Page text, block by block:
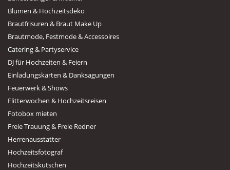
Blumen & Hochzeitsdeko
Brautfrisuren & Braut Make Up
Brautmode, Festmode & Accessoires
Catering & Partyservice
DJ für Hochzeiten & Feiern
Einladungskarten & Danksagungen
Feuerwerk & Shows
Flitterwochen & Hochzeitsreisen
Fotobox mieten
Freie Trauung & Freie Redner
Herrenausstatter
Hochzeitsfotograf
Hochzeitskutschen